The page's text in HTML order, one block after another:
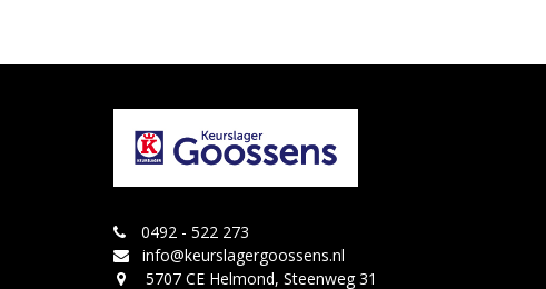
0492 - 522 273
info@keurslagergoossens.nl
5707 CE Helmond, Steenweg 31